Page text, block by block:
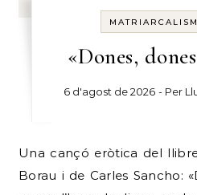
«Dones,
6 d'agost de 2026 - Per
Una cançó eròtica del llibre «Lo Molinar», de Lluís
Borau i de Carles Sancho: